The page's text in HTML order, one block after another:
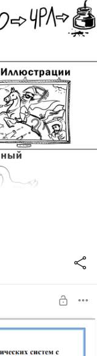
Мозг не
мнемотехник их